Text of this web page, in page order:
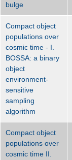
bulge
Compact object
populations over
cosmic time - I.
BOSSA: a binary
object
environment-
sensitive
sampling
algorithm
Compact object
populations over
cosmic time II.